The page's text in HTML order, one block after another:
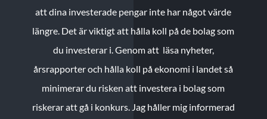
att dina investerade pengar inte har något värde
längre. Det är viktigt att hålla koll på de bolag som
du investerar i. Genom att läsa nyheter,
årsrapporter och hålla koll på ekonomi i landet så
minimerar du risken att investera i bolag som
riskerar att gå i konkurs. Jag håller mig informerad